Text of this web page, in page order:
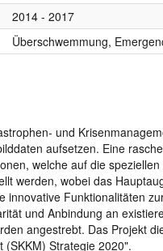
2014 - 2017
Überschwemmung,
und
aufsetzen. Eine
welche auf die
werden, wobei das
innovative Funktionalitäten
und Anbindung an
angestrebt. Das Projekt
(SKKM) Strategie 2020".